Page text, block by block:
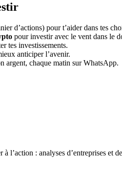
d’actions) pour t’aider dans tes
pour investir avec le vent dans le
tes investissements.
anticiper l’avenir.
argent, chaque matin sur WhatsApp.
l’action : analyses d’entreprises et